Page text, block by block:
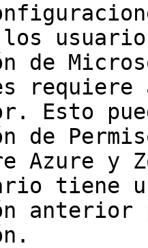
de
requiere
Esto
de
Azure y
tiene
anterior